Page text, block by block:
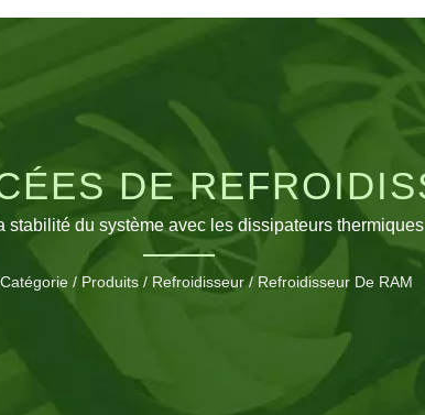
DE
MÉMOIRE
du système avec les dissipateurs
Catégorie / Produits / Refroidisseur / Refroidisseur De RAM